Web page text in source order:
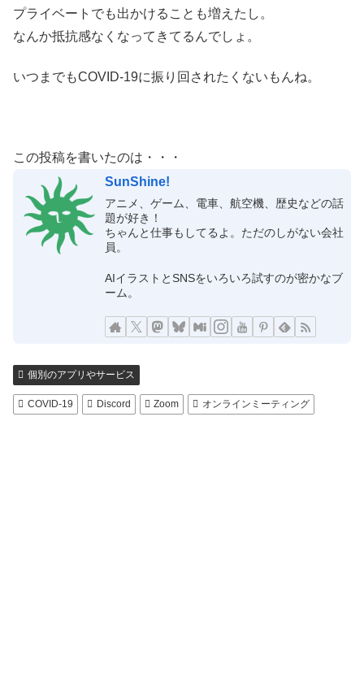
プライベートでも出かけることも増えたし。
なんか抵抗感なくなってきてるんでしょ。
いつまでもCOVID-19に振り回されたくないもんね。
この投稿を書いたのは・・・
SunShine!
アニメ、ゲーム、電車、航空機、歴史などの話
題が好き！
ちゃんと仕事もしてるよ。ただのしがない会社
員。
AIイラストとSNSをいろいろ試すのが密かなブ
ーム。
個別のアプリやサービス
COVID-19 Discord Zoom オンラインミーティング